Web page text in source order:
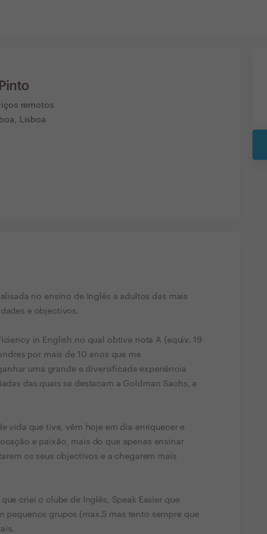
remotos
Lisboa
no ensino de Inglês a adultos das mais
e objectivos.
in English no qual obtive nota A (equiv. 19
por mais de 10 anos que me
uma grande e diversificada experiência
das quais se destacam a Goldman Sachs, a
vida que tive, vêm hoje em dia enriquecer e
e paixão, mais do que apenas ensinar
os seus objectivos e a chegarem mais
criei o clube de Inglês, Speak Easier que
pequenos grupos (max.5 mas tento sempre que